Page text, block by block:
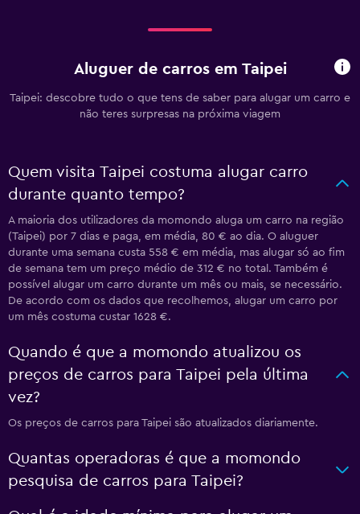
Aluguer de carros em Taipei
Taipei: descobre tudo o que tens de saber para alugar um carro e
não teres surpresas na próxima viagem
Quem visita Taipei costuma alugar carro
durante quanto tempo?
A maioria dos utilizadores da momondo aluga um carro na região
(Taipei) por 7 dias e paga, em média, 80 € ao dia. O aluguer
durante uma semana custa 558 € em média, mas alugar só ao fim
de semana tem um preço médio de 312 € no total. Também é
possível alugar um carro durante um mês ou mais, se necessário.
De acordo com os dados que recolhemos, alugar um carro por
um mês costuma custar 1628 €.
Quando é que a momondo atualizou os
preços de carros para Taipei pela última
vez?
Os preços de carros para Taipei são atualizados diariamente.
Quantas operadoras é que a momondo
pesquisa de carros para Taipei?